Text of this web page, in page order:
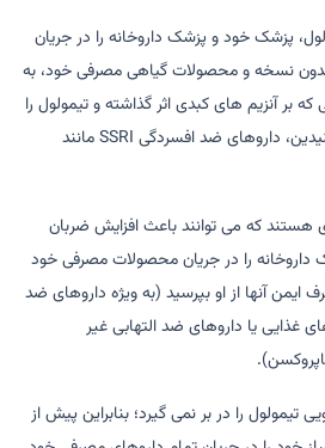
پزشک خود و پزشک داروخانه را در جریان
نسخه و محصولات گیاهی مصرفی خود، به
بر آنزیم های کبدی اثر گذاشته و تیمولول را
از بدن دفع می کنند (مانند کینیدین، ​​داروهای ضد افسردگی SSRI مانند
هستند که می توانند باعث افزایش ضربان
را در جریان محصولات مصرفی خود
ایمن آنها از او بپرسید (به ویژه داروهای ضد
غذایی یا داروهای ضد التهابی غیر
تیمولول را در بر نمی گیرد؛ بنابراین پیش از